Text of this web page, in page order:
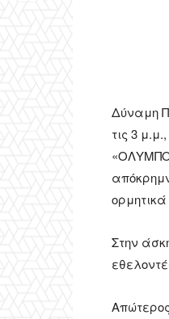
Δύναμη
τις 3
Στην